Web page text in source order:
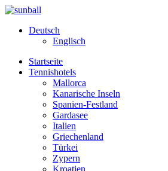
Deutsch
Englisch
Startseite
Tennishotels
Mallorca
Kanarische Inseln
Spanien-Festland
Gardasee
Italien
Griechenland
Türkei
Zypern
Kroatien